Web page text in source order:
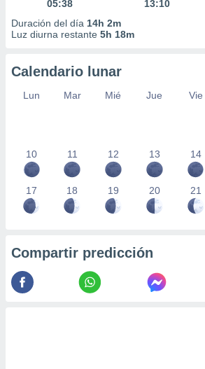
05:38
13:10
Duración del día 14h 2m
Luz diurna restante 5h 18m
Calendario lunar
Lun Mar Mié Jue Vie
10 11 12 13 14
17 18 19 20 21
Compartir predicción